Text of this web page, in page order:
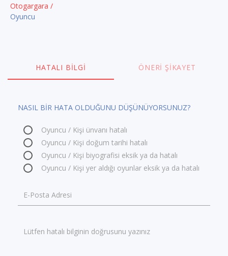
Otogargara /
Oyuncu
HATALI BILGI ÖNERI ŞIKAYET
NASIL BİR HATA OLDUĞUNU DÜŞÜNÜYORSUNUZ?
Oyuncu / Kişi ünvanı hatalı
Oyuncu / Kişi doğum tarihi hatalı
Oyuncu / Kişi biyografisi eksik ya da hatalı
Oyuncu / Kişi yer aldığı oyunlar eksik ya da hatalı
E-Posta Adresi
Lütfen hatalı bilginin doğrusunu yazınız